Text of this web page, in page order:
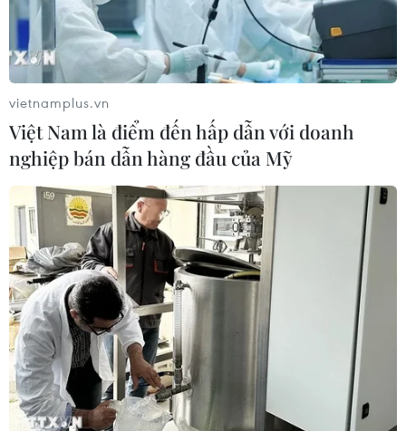
TIN LIÊN QUAN
Hà Giang kiểm soát chặt chẽ đường mòn,
lối mở dọc tuyến biên giới
01/02/2021 08:32
vietnamplus.vn
Việt Nam là điểm đến hấp dẫn với doanh
nghiệp bán dẫn hàng đầu của Mỹ